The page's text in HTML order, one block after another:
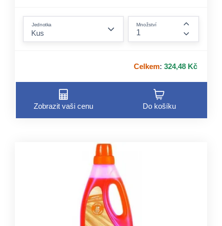
Jednotka Množství
Celkem: 324,48 Kč
Zobrazit vaši cenu Do košíku